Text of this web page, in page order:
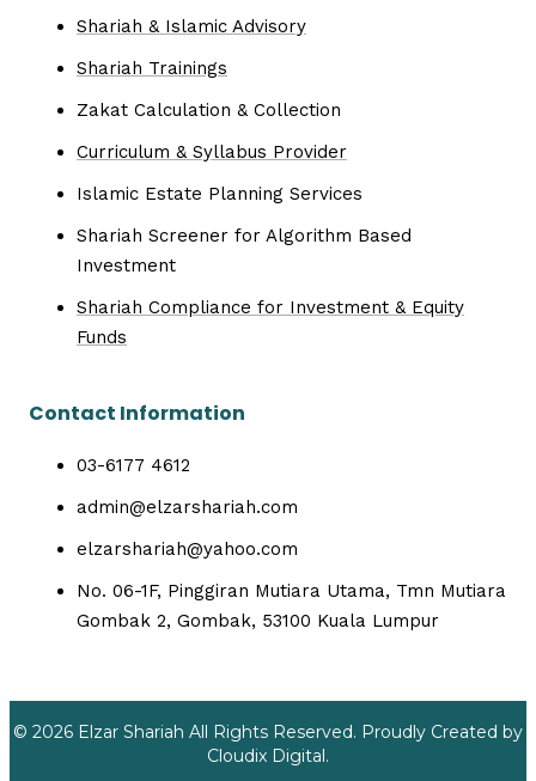
Shariah & Islamic Advisory
Shariah Trainings
Zakat Calculation & Collection
Curriculum & Syllabus Provider
Islamic Estate Planning Services
Shariah Screener for Algorithm Based
Investment
Shariah Compliance for Investment & Equity
Funds
Contact Information
03-6177 4612
admin@elzarshariah.com
elzarshariah@yahoo.com
No. 06-1F, Pinggiran Mutiara Utama, Tmn Mutiara
Gombak 2, Gombak, 53100 Kuala Lumpur
© 2026 Elzar Shariah All Rights Reserved. Proudly Created by
Cloudix Digital.